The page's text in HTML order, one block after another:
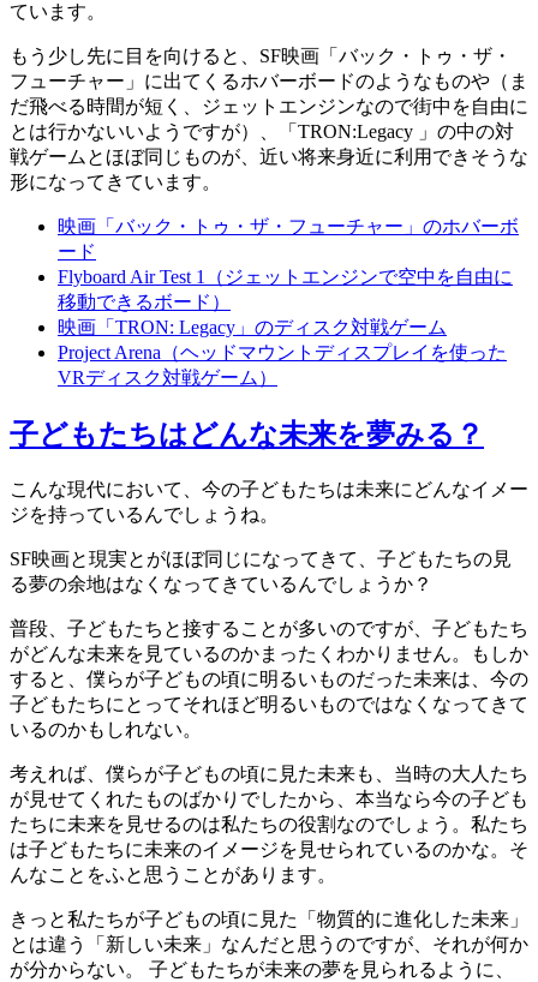
ています。
もう少し先に目を向けると、SF映画「バック・トゥ・ザ・
フューチャー」に出てくるホバーボードのようなものや（ま
だ飛べる時間が短く、ジェットエンジンなので街中を自由に
とは行かないいようですが）、「TRON:Legacy 」の中の対
戦ゲームとほぼ同じものが、近い将来身近に利用できそうな
形になってきています。
映画「バック・トゥ・ザ・フューチャー」のホバーボ
ード
Flyboard Air Test 1（ジェットエンジンで空中を自由に
移動できるボード）
映画「TRON: Legacy」のディスク対戦ゲーム
Project Arena（ヘッドマウントディスプレイを使った
VRディスク対戦ゲーム）
子どもたちはどんな未来を夢みる？
こんな現代において、今の子どもたちは未来にどんなイメー
ジを持っているんでしょうね。
SF映画と現実とがほぼ同じになってきて、子どもたちの見
る夢の余地はなくなってきているんでしょうか？
普段、子どもたちと接することが多いのですが、子どもたち
がどんな未来を見ているのかまったくわかりません。もしか
すると、僕らが子どもの頃に明るいものだった未来は、今の
子どもたちにとってそれほど明るいものではなくなってきて
いるのかもしれない。
考えれば、僕らが子どもの頃に見た未来も、当時の大人たち
が見せてくれたものばかりでしたから、本当なら今の子ども
たちに未来を見せるのは私たちの役割なのでしょう。私たち
は子どもたちに未来のイメージを見せられているのかな。そ
んなことをふと思うことがあります。
きっと私たちが子どもの頃に見た「物質的に進化した未来」
とは違う「新しい未来」なんだと思うのですが、それが何か
が分からない。 子どもたちが未来の夢を見られるように、